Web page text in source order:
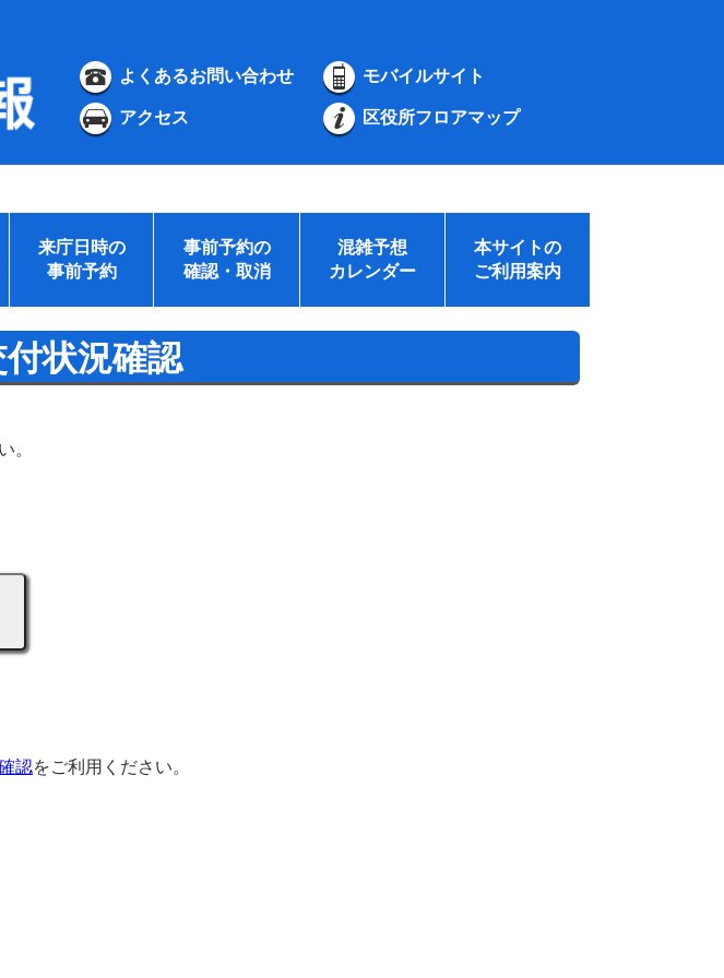
よくあるお問い合わせ モバイルサイト
アクセス 区役所フロアマップ
来庁日時の
事前予約
事前予約の
確認・取消
混雑予想
カレンダー
本サイトの
ご利用案内
状況確認
。
認をご利用ください。